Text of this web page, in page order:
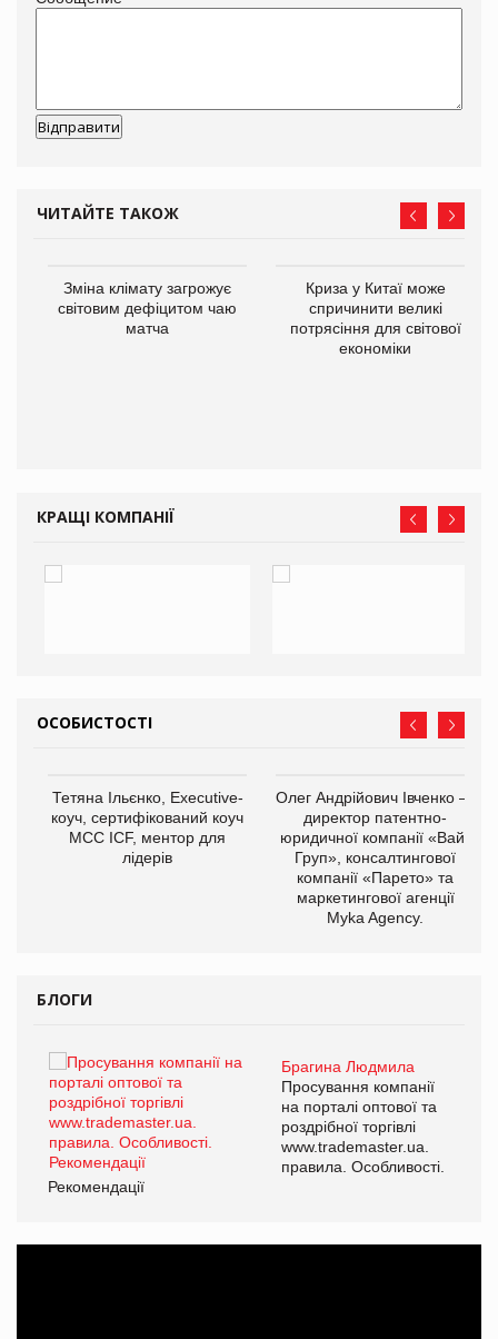
ЧИТАЙТЕ ТАКОЖ
Зміна клімату загрожує
світовим дефіцитом чаю
матча
Криза у Китаї може
спричинити великі
потрясіння для світової
економіки
КРАЩІ КОМПАНІЇ
ОСОБИСТОСТІ
Тетяна Ільєнко, Executive-
коуч, сертифікований коуч
МСС ICF, ментор для
лідерів
Олег Андрійович Івченко —
директор патентно-
юридичної компанії «Вайз
Груп», консалтингової
компанії «Парето» та
маркетингової агенції
Myka Agency.
БЛОГИ
Брагина Людмила
Просування компанії
на порталі оптової та
роздрібної торгівлі
www.trademaster.ua.
правила. Особливості.
Рекомендації